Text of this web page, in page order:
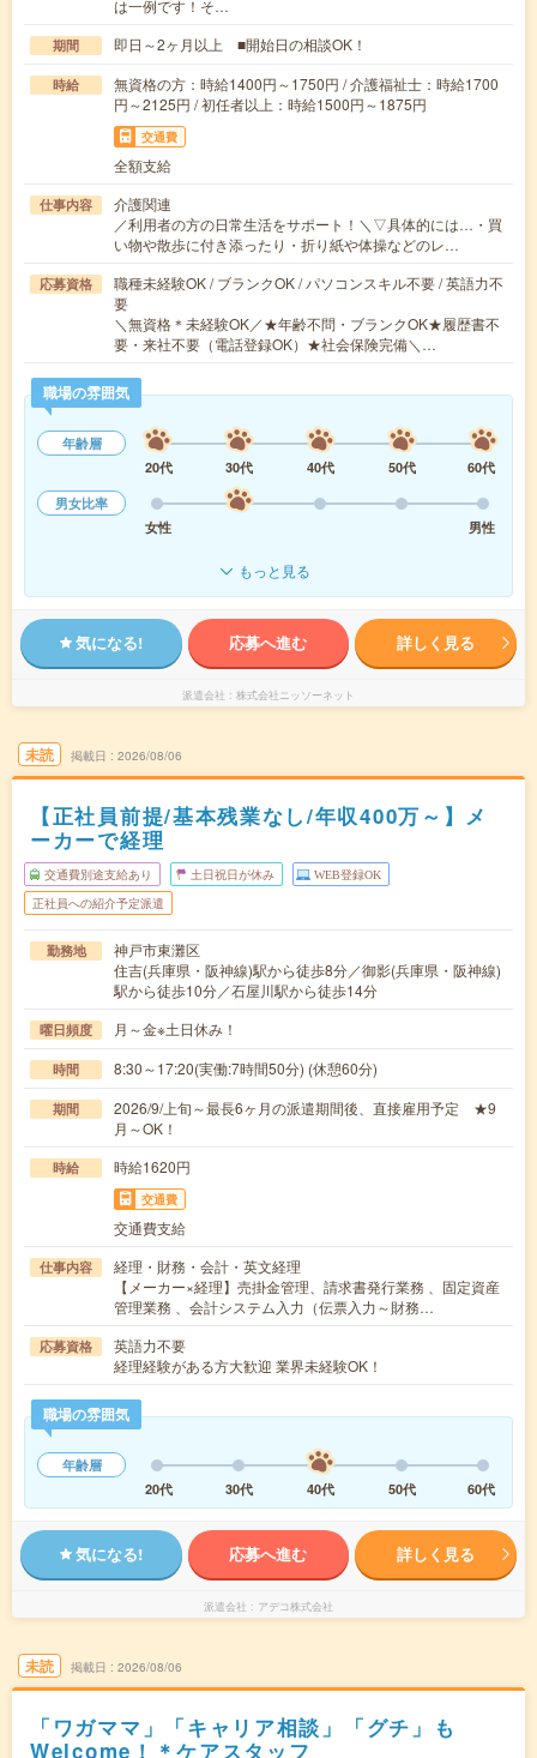
は一例です！そ…
期間 即日～2ヶ月以上 ■開始日の相談OK！
時給
無資格の方：時給1400円～1750円 / 介護福祉士：時給1700
円～2125円 / 初任者以上：時給1500円～1875円
交通費
全額支給
仕事内容
介護関連
／利用者の方の日常生活をサポート！＼▽具体的には…・買
い物や散歩に付き添ったり・折り紙や体操などのレ…
応募資格
職種未経験OK / ブランクOK / パソコンスキル不要 / 英語力不
要
＼無資格＊未経験OK／★年齢不問・ブランクOK★履歴書不
要・来社不要（電話登録OK）★社会保険完備＼…
職場の雰囲気
年齢層
20代
30代 40代 50代
60代
男女比率
女性
男性
もっと見る
気になる! 応募へ進む 詳しく見る
派遣会社 株式会社ニッソーネット
未読 掲載日 2026/08/06
【正社員前提/基本残業なし/年収400万～】メ
ーカーで経理
交通費別途支給あり 土日祝日が休み WEB登録OK
正社員への紹介予定派遣
勤務地
神戸市東灘区
住吉(兵庫県・阪神線)駅から徒歩8分／御影(兵庫県・阪神線)
駅から徒歩10分／石屋川駅から徒歩14分
曜日頻度 月～金※土日休み！
時間 8:30～17:20(実働:7時間50分) (休憩60分)
期間
2026/9/上旬～最長6ヶ月の派遣期間後、直接雇用予定 ★9
月～OK！
時給 時給1620円
交通費
交通費支給
仕事内容
経理・財務・会計・英文経理
【メーカー×経理】売掛金管理、請求書発行業務 、固定資産
管理業務 、会計システム入力（伝票入力～財務…
応募資格
英語力不要
経理経験がある方大歓迎 業界未経験OK！
職場の雰囲気
年齢層
20代
30代 40代 50代 60代
気になる! 応募へ進む 詳しく見る
派遣会社 アデコ株式会社
未読 掲載日 2026/08/06
「ワガママ」「キャリア相談」「グチ」も
Welcome！＊ケアスタッフ